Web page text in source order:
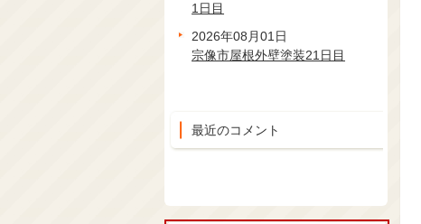
1日目
2026年08月01日
宗像市屋根外壁塗装21日目
最近のコメント